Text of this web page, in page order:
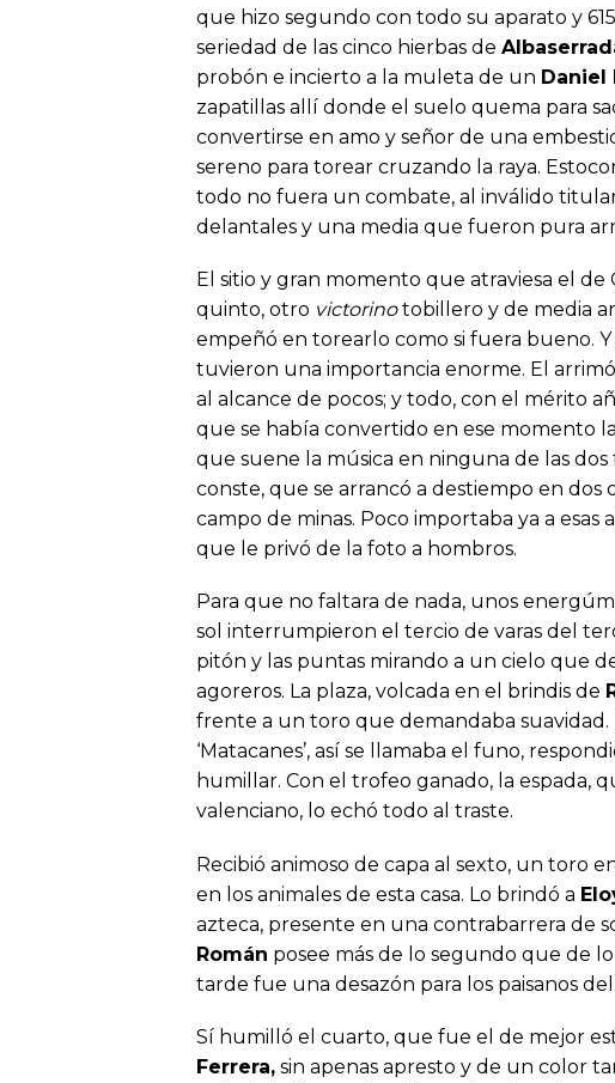
que hizo segundo con todo su aparato y
seriedad de las cinco hierbas de
probón e incierto a la muleta de un Daniel
zapatillas allí donde el suelo quema para
convertirse en amo y señor de una
sereno para torear cruzando la raya.
todo no fuera un combate, al inválido
delantales y una media que fueron pura
El sitio y gran momento que atraviesa el
quinto, otro victorinotobillero y de media
empeñó en torearlo como si fuera bueno.
tuvieron una importancia enorme. El
al alcance de pocos; y todo, con el mérito
que se había convertido en ese momento
que suene la música en ninguna de las
conste, que se arrancó a destiempo en dos
campo de minas. Poco importaba ya a
que le privó de la foto a hombros.
Para que no faltara de nada, unos
sol interrumpieron el tercio de varas del
pitón y las puntas mirando a un cielo que
agoreros. La plaza, volcada en el brindis de
frente a un toro que demandaba
‘Matacanes’, así se llamaba el funo,
humillar. Con el trofeo ganado, la espada,
valenciano, lo echó todo al traste.
Recibió animoso de capa al sexto, un toro
en los animales de esta casa. Lo brindó a
azteca, presente en una contrabarrera de
Román posee más de lo segundo que de
tarde fue una desazón para los paisanos
Sí humilló el cuarto, que fue el de mejor
Ferrera, sin apenas apresto y de un color